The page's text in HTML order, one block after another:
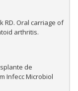
RD. Oral carriage of
arthritis.
de
Infecc Microbiol